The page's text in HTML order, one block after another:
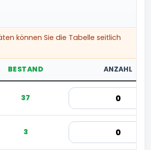
können Sie die Tabelle seitlich
BESTAND ANZAHL
37
3